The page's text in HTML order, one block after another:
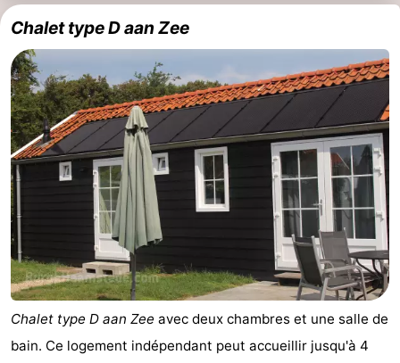
van
Haamstede
minutes
Plages
Voir
et
faire
Lieux
d'intérêt
-
Musées
-
Monuments
-
Moulins
-
Points
de
Attractions
-
Chalet type D aan Zee
Chalet type D aan Zee avec deux chambres et une salle de
bain. Ce logement indépendant peut accueillir jusqu'à 4